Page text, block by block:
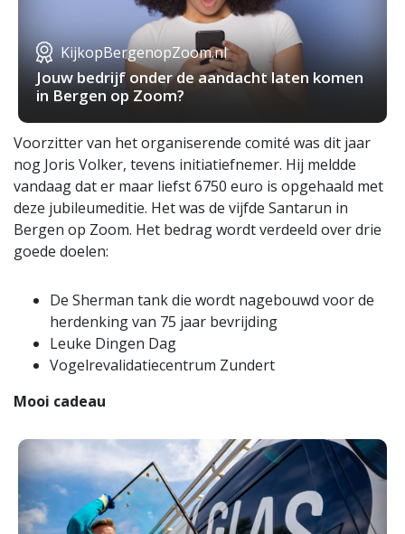
KijkopBergenopZoom.nl
Jouw bedrijf onder de aandacht laten komen
in Bergen op Zoom?
Voorzitter van het organiserende comité was dit jaar
nog Joris Volker, tevens initiatiefnemer. Hij meldde
vandaag dat er maar liefst 6750 euro is opgehaald met
deze jubileumeditie. Het was de vijfde Santarun in
Bergen op Zoom. Het bedrag wordt verdeeld over drie
goede doelen:
De Sherman tank die wordt nagebouwd voor de
herdenking van 75 jaar bevrijding
Leuke Dingen Dag
Vogelrevalidatiecentrum Zundert
Mooi cadeau